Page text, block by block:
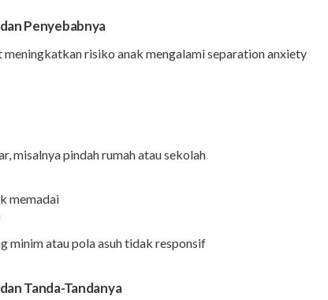
Penyebabnya
risiko anak mengalami separation anxiety
misalnya pindah rumah atau sekolah
memadai
minim atau pola asuh tidak responsif
Tanda-Tandanya